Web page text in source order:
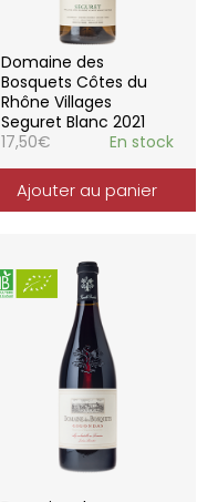
Domaine des
Bosquets Côtes du
Rhône Villages
Seguret Blanc 2021
17,50€ En stock
Ajouter au panier